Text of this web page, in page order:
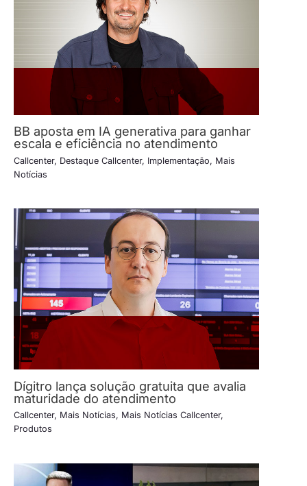
BB aposta em IA generativa para ganhar
escala e eficiência no atendimento
Callcenter, Destaque Callcenter, Implementação, Mais
Notícias
Dígitro lança solução gratuita que avalia
maturidade do atendimento
Callcenter, Mais Notícias, Mais Notícias Callcenter,
Produtos